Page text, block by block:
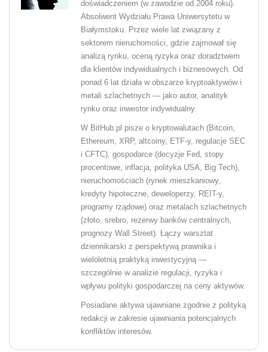
doświadczeniem (w zawodzie od 2004 roku).
Absolwent Wydziału Prawa Uniwersytetu w
Białymstoku. Przez wiele lat związany z
sektorem nieruchomości, gdzie zajmował się
analizą rynku, oceną ryzyka oraz doradztwem
dla klientów indywidualnych i biznesowych. Od
ponad 6 lat działa w obszarze kryptoaktywów i
metali szlachetnych — jako autor, analityk
rynku oraz inwestor indywidualny.
W BitHub.pl pisze o kryptowalutach (Bitcoin,
Ethereum, XRP, altcoiny, ETF-y, regulacje SEC
i CFTC), gospodarce (decyzje Fed, stopy
procentowe, inflacja, polityka USA, Big Tech),
nieruchomościach (rynek mieszkaniowy,
kredyty hipoteczne, deweloperzy, REIT-y,
programy rządowe) oraz metalach szlachetnych
(złoto, srebro, rezerwy banków centralnych,
prognozy Wall Street). Łączy warsztat
dziennikarski z perspektywą prawnika i
wieloletnią praktyką inwestycyjną —
szczególnie w analizie regulacji, ryzyka i
wpływu polityki gospodarczej na ceny aktywów.
Posiadane aktywa ujawniane zgodnie z polityką
redakcji w zakresie ujawniania potencjalnych
konfliktów interesów.